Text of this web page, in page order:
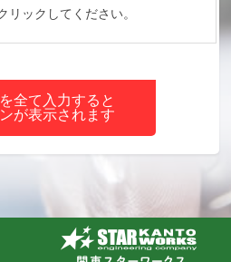
リックしてください。
全て入力すると
が表示されます